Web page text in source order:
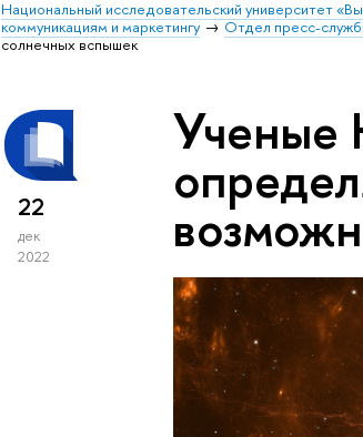
Национальный исследовательский университет
коммуникациям и маркетингу
Отдел пресс-
солнечных вспышек
22
дек
2022
Ученые